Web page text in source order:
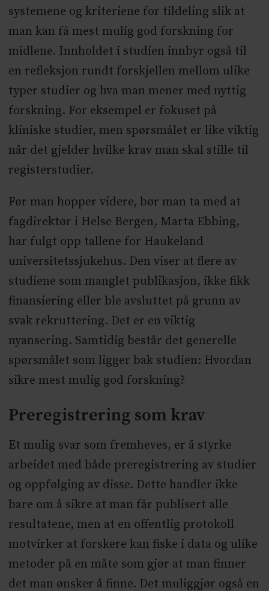
systemene og kriteriene for tildeling slik at
man kan få mest mulig god forskning for
midlene. Innholdet i studien innbyr også til
en refleksjon rundt forskjellen mellom ulike
typer studier og hva man mener med nyttig
forskning. For eksempel er fokuset på
kliniske studier, men spørsmålet er like viktig
når det gjelder hvilke krav man skal stille til
registerstudier.
Før man hopper videre, bør man ta med at
fagdirektør i Helse Bergen, Marta Ebbing,
har fulgt opp tallene for Haukeland
universitetssjukehus. Den viser at flere av
studiene som manglet publikasjon, ikke fikk
finansiering eller ble avsluttet på grunn av
svak rekruttering. Det er en viktig
nyansering. Samtidig består det generelle
spørsmålet som ligger bak studien: Hvordan
sikre mest mulig god forskning?
Preregistrering som krav
Et mulig svar som fremheves, er å styrke
arbeidet med både preregistrering av studier
og oppfølging av disse. Dette handler ikke
bare om å sikre at man får publisert alle
resultatene, men at en offentlig protokoll
motvirker at forskere kan fiske i data og ulike
metoder på en måte som gjør at man finner
det man ønsker å finne. Det muliggjør også en